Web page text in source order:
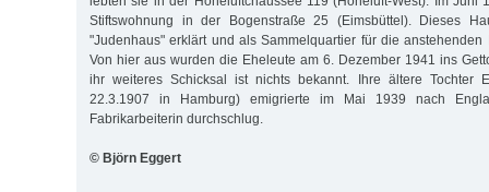
Stiftswohnung in der Bogen­straße 25 (Eimsbüttel). Dieses
"Judenhaus" erklärt und als Sammelquartier für die anstehenden
Von hier aus wurden die Eheleute am 6. Dezember 1941 ins
ihr weiteres Schicksal ist nichts bekannt. Ihre ältere Tochter
22.3.1907 in Hamburg) emigrierte im Mai 1939 nach
Fabrikarbeiterin durchschlug.
© Björn Eggert